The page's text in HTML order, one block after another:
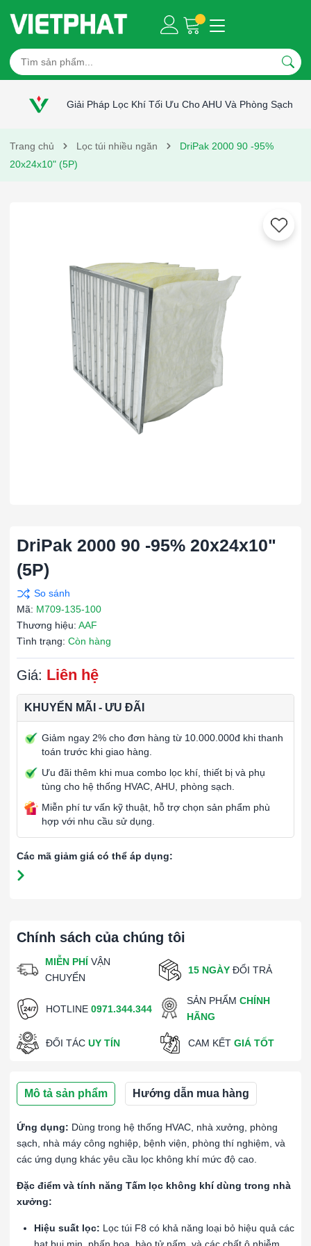
Giải Pháp Lọc Khí Tối Ưu Cho AHU Và Phòng Sạch
Trang chủ Lọc túi nhiều ngăn
DriPak 2000 90 -95%
20x24x10" (5P)
Chính sách của chúng tôi
MIỄN PHÍ VẬN
CHUYỂN
15 NGÀY ĐỔI TRẢ
HOTLINE 0971.344.344
SẢN PHẨMCHÍNH
HÃNG
ĐỐI TÁC UY TÍN CAM KẾT GIÁ TỐT
Mô tả sản phẩm Hướng dẫn mua hàng
Ứng dụng: Dùng trong hệ thống HVAC, nhà xưởng, phòng
sạch, nhà máy công nghiệp, bệnh viện, phòng thí nghiệm, và
các ứng dụng khác yêu cầu lọc không khí mức độ cao.
Đặc điểm và tính năng Tấm lọc không khí dùng trong nhà
xưởng:
Hiệu suất lọc: Lọc túi F8 có khả năng loại bỏ hiệu quả các
DriPak 2000 90 -95% 20x24x10"
(5P)
Mã: M709-135-100
Thương hiệu: AAF
Tình trạng: Còn hàng
Giá: Liên hệ
KHUYẾN MÃI - ƯU ĐÃI
Giảm ngay 2% cho đơn hàng từ 10.000.000đ khi thanh
toán trước khi giao hàng.
Ưu đãi thêm khi mua combo lọc khí, thiết bị và phụ
tùng cho hệ thống HVAC, AHU, phòng sạch.
Miễn phí tư vấn kỹ thuật, hỗ trợ chọn sản phẩm phù
hợp với nhu cầu sử dụng.
Các mã giảm giá có thể áp dụng: